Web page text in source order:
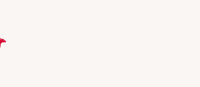
Aller à l'accueil de Crédit Municipal de Paris